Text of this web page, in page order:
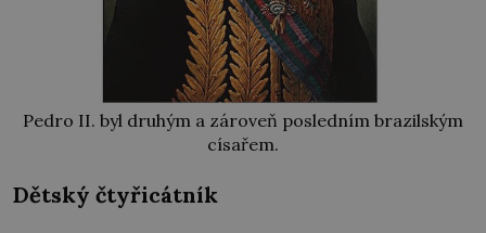
Pedro II. byl druhým a zároveň posledním brazilským
císařem.
Dětský čtyřicátník